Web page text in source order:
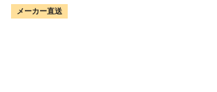
メーカー直送